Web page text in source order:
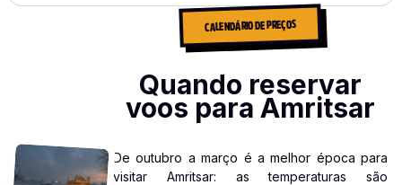
CALENDÁRIO DE PREÇOS
Quando reservar
voos para Amritsar
De outubro a março é a melhor época para
visitar Amritsar: as temperaturas são